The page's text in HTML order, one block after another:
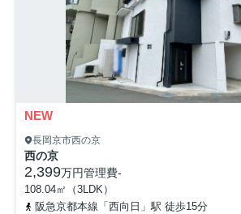
NEW
長岡京市西の京
西の京
2,399万円管理費-
108.04㎡（3LDK）
阪急京都本線「西向日」駅 徒歩15分